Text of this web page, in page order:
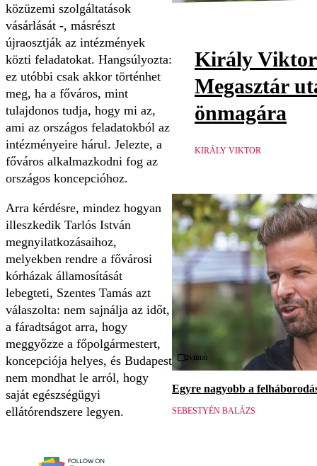
közüzemi szolgáltatások
vásárlását -, másrészt
újraosztják az intézmények
közti feladatokat. Hangsúlyozta:
ez utóbbi csak akkor történhet
meg, ha a főváros, mint
tulajdonos tudja, hogy mi az,
ami az országos feladatokból az
intézményeire hárul. Jelezte, a
főváros alkalmazkodni fog az
országos koncepcióhoz.
Arra kérdésre, mindez hogyan
illeszkedik Tarlós István
megnyilatkozásaihoz,
melyekben rendre a fővárosi
kórházak államosítását
lebegteti, Szentes Tamás azt
válaszolta: nem sajnálja az időt,
a fáradtságot arra, hogy
meggyőzze a főpolgármestert,
koncepciója helyes, és Budapest
nem mondhat le arról, hogy
saját egészségügyi
ellátórendszere legyen.
Király Viktor
Megasztár
önmagára
KIRÁLY VIKTOR
Videó
Egyre nagyobb a
SEBESTYÉN BALÁZS